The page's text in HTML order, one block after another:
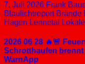
7. Juli 2026 Frank
Blaulichtreport Brände
Hagen Lennetal
2026 06 28 🔥🚨
Schrotthaufen
WarnApp